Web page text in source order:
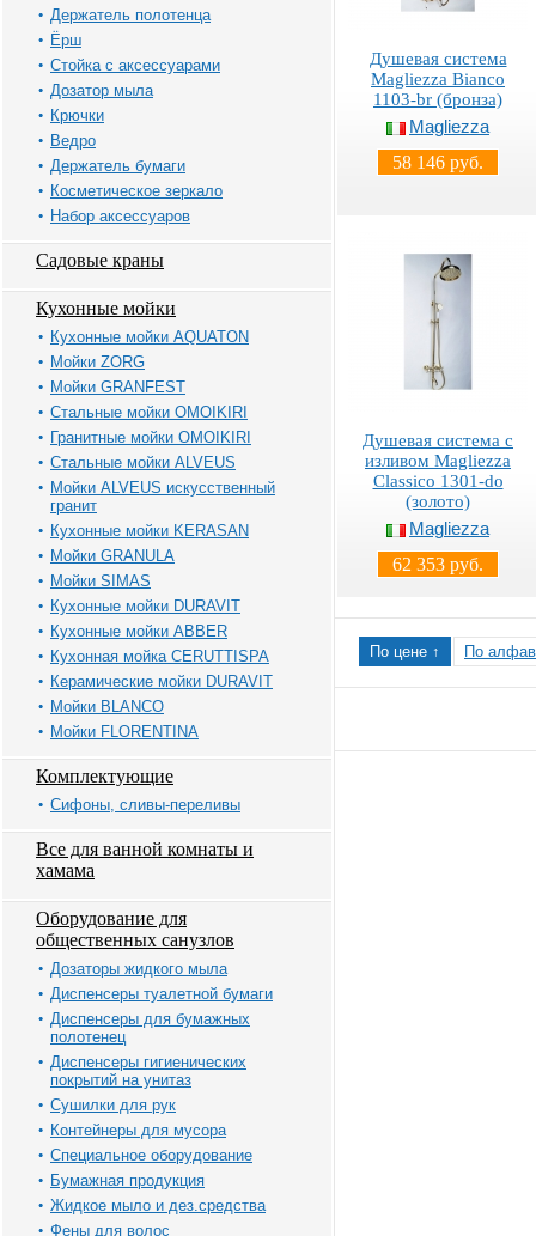
Держатель полотенца
Ёрш
Стойка с аксессуарами
Дозатор мыла
Крючки
Ведро
Держатель бумаги
Косметическое зеркало
Набор аксессуаров
Садовые краны
Кухонные мойки
Кухонные мойки AQUATON
Мойки ZORG
Мойки GRANFEST
Стальные мойки OMOIKIRI
Гранитные мойки OMOIKIRI
Стальные мойки ALVEUS
Мойки ALVEUS искусственный
гранит
Кухонные мойки KERASAN
Мойки GRANULA
Мойки SIMAS
Кухонные мойки DURAVIT
Кухонные мойки ABBER
Кухонная мойка CERUTTISPA
Керамические мойки DURAVIT
Мойки BLANCO
Мойки FLORENTINA
Комплектующие
Сифоны, сливы-переливы
Все для ванной комнаты и
хамама
Оборудование для
общественных санузлов
Дозаторы жидкого мыла
Диспенсеры туалетной бумаги
Диспенсеры для бумажных
полотенец
Диспенсеры гигиенических
покрытий на унитаз
Сушилки для рук
Контейнеры для мусора
Специальное оборудование
Бумажная продукция
Жидкое мыло и дез.средства
Фены для волос
Душевая система
Magliezza Bianco
1103-br (бронза)
Magliezza
58 146 руб.
Душевая система с
изливом Magliezza
Classico 1301-do
(золото)
Magliezza
62 353 руб.
По цене ↑ По